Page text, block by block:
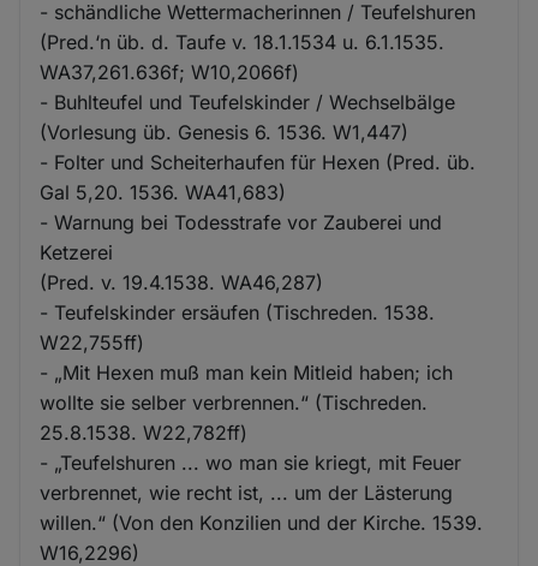
- schändliche Wettermacherinnen / Teufelshuren
(Pred.‘n üb. d. Taufe v. 18.1.1534 u. 6.1.1535.
WA37,261.636f; W10,2066f)
- Buhlteufel und Teufelskinder / Wechselbälge
(Vorlesung üb. Genesis 6. 1536. W1,447)
- Folter und Scheiterhaufen für Hexen (Pred. üb.
Gal 5,20. 1536. WA41,683)
- Warnung bei Todesstrafe vor Zauberei und
Ketzerei
(Pred. v. 19.4.1538. WA46,287)
- Teufelskinder ersäufen (Tischreden. 1538.
W22,755ff)
- „Mit Hexen muß man kein Mitleid haben; ich
wollte sie selber verbrennen.“ (Tischreden.
25.8.1538. W22,782ff)
- „Teufelshuren ... wo man sie kriegt, mit Feuer
verbrennet, wie recht ist, ... um der Lästerung
willen.“ (Von den Konzilien und der Kirche. 1539.
W16,2296)